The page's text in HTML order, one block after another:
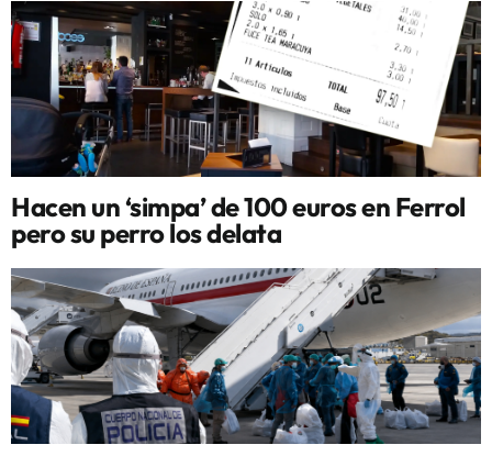
Hacen un ‘simpa’ de 100 euros en Ferrol
pero su perro los delata